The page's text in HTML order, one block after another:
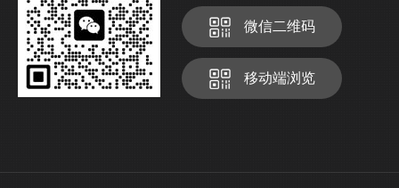
微信二维码
移动端浏览